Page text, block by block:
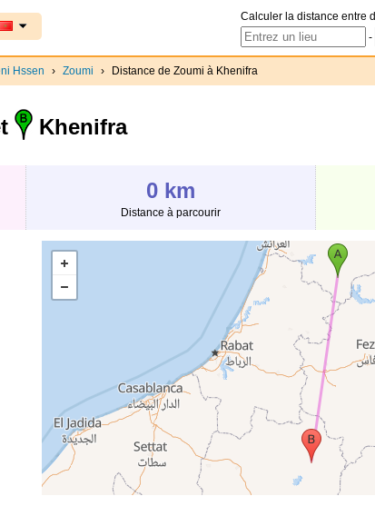
Calculer la distance entre
-
Hssen › Zoumi › Distance de Zoumi à Khenifra
Khenifra
0 km
Distance à parcourir